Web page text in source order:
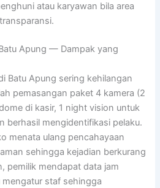
atau karyawan bila area
Apung — Dampak yang
Batu Apung sering kehilangan
pemasangan paket 4 kamera (2
di kasir, 1 night vision untuk
berhasil mengidentifikasi pelaku.
menata ulang pencahayaan
sehingga kejadian berkurang
pemilik mendapat data jam
staf sehingga